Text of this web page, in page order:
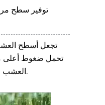
توفير سطح
تجعل أسطح
تحمل ضغوط أعلى
العشب الصناعي وتطيل عمره).